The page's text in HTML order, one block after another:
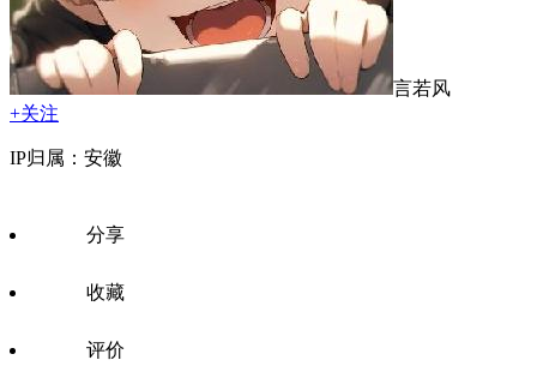
言若风
+关注
IP归属：安徽
分享
收藏
评价